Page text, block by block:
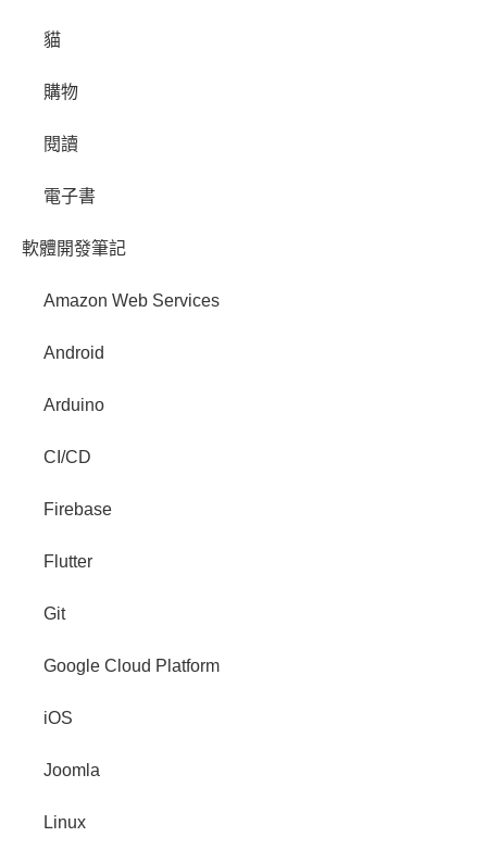
貓
購物
閱讀
電子書
軟體開發筆記
Amazon Web Services
Android
Arduino
CI/CD
Firebase
Flutter
Git
Google Cloud Platform
iOS
Joomla
Linux